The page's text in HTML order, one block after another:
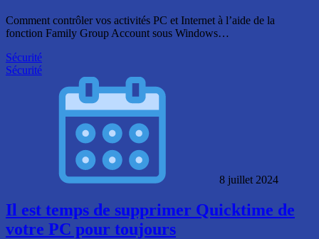
Comment contrôler vos activités PC et Internet à l’aide de la
fonction Family Group Account sous Windows…
Sécurité
Sécurité
8 juillet 2024
Il est temps de supprimer Quicktime de
votre PC pour toujours